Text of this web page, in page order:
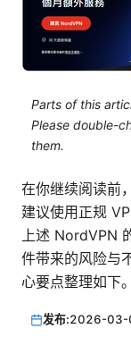
Parts of this
Please double-
them.
在你继续阅读前
建议使用正规
上述 NordVPN
件带来的风险与
心要点整理如下。
发布:2026-03-